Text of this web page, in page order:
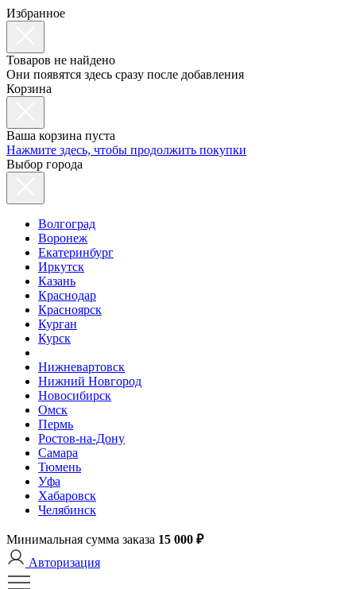
Избранное
Товаров не найдено
Они появятся здесь сразу после добавления
Корзина
Ваша корзина пуста
Нажмите здесь, чтобы продолжить покупки
Выбор города
Волгоград
Воронеж
Екатеринбург
Иркутск
Казань
Краснодар
Красноярск
Курган
Курск
Нижневартовск
Нижний Новгород
Новосибирск
Омск
Пермь
Ростов-на-Дону
Самара
Тюмень
Уфа
Хабаровск
Челябинск
Минимальная сумма заказа 15 000 ₽
Авторизация